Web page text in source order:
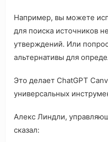
Например, вы можете
для поиска источников
утверждений. Или
альтернативы для
Это делает ChatGPT
универсальных
Алекс Линдли,
сказал: